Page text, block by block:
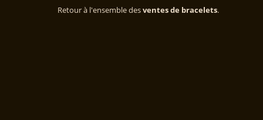
Retour à l'ensemble desventes de bracelets.